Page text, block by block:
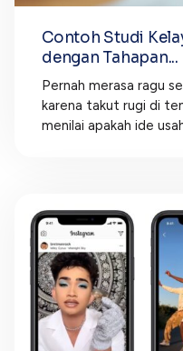
Contoh Studi
dengan Tahapan...
Pernah merasa ragu
karena takut rugi di
menilai apakah ide